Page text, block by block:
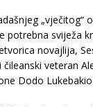
„vječitog“
potrebna sviježa
novajlija,
veteran
Dodo